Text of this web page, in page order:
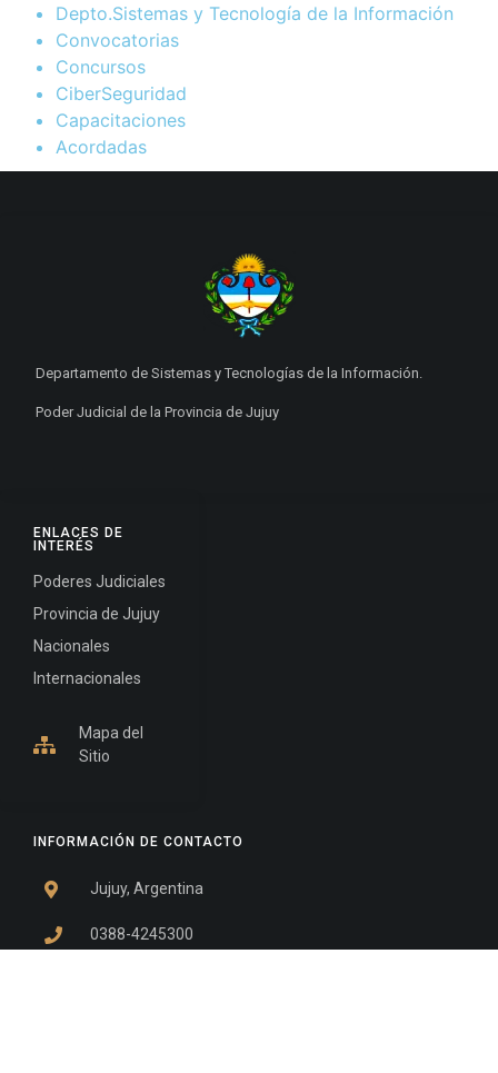
Depto.Sistemas y Tecnología de la Información
Convocatorias
Concursos
CiberSeguridad
Capacitaciones
Acordadas
INFORMACIÓN DE CONTACTO
Jujuy, Argentina
0388-4245300
ENLACES DE
INTERÉS
Poderes Judiciales
Provincia de Jujuy
Nacionales
Internacionales
Mapa del
Sitio
Departamento de Sistemas y Tecnologías de la Información.
Poder Judicial de la Provincia de Jujuy